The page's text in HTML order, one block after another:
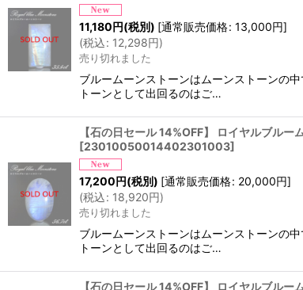
11,180円(税別) [通常販売価格: 13,000円]
(税込: 12,298円)
売り切れました
ブルームーンストーンはムーンストーンの
トーンとして出回るのはご…
【石の日セール 14%OFF】 ロイヤルブル
[23010050014402301003]
17,200円(税別) [通常販売価格: 20,000円]
(税込: 18,920円)
売り切れました
ブルームーンストーンはムーンストーンの
トーンとして出回るのはご…
【石の日セール 14%OFF】 ロイヤルブル